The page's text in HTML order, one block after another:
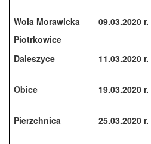
Wola Morawicka
Piotrkowice
09.03.2020 r.
Daleszyce 11.03.2020 r.
Obice
19.03.2020 r.
Pierzchnica
25.03.2020 r.